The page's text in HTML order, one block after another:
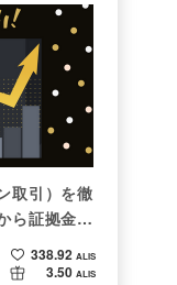
取引）を徹
ら証拠金計
338.92 ALIS
3.50 ALIS